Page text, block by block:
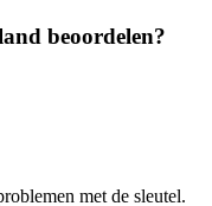
beoordelen?
met de sleutel.